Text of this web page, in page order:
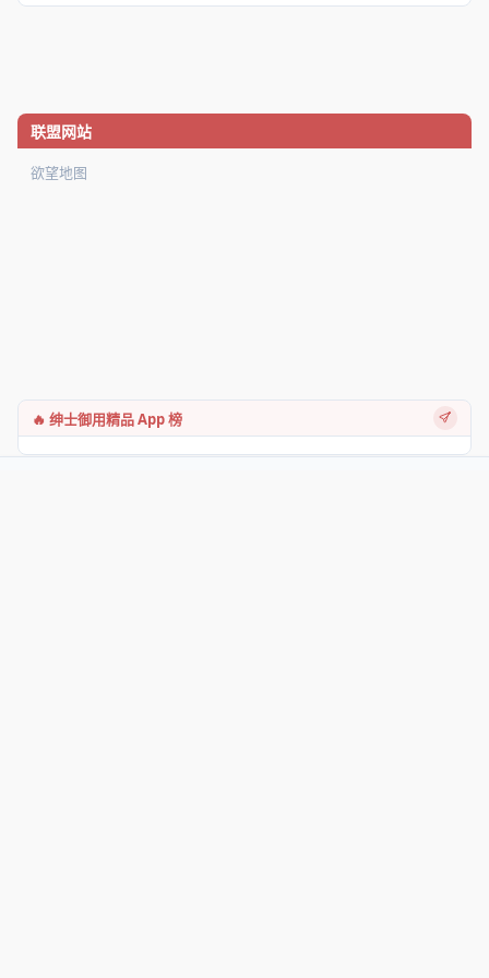
联盟网站
欲望地图
🔥 绅士御用精品 App 榜